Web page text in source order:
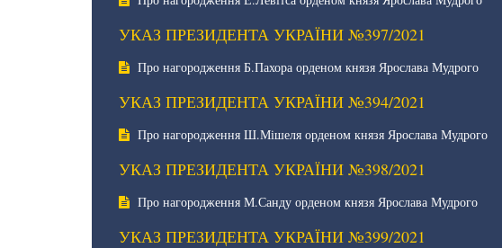
УКАЗ ПРЕЗИДЕНТА УКРАЇНИ №397/2021
Про нагородження Б.Пахора орденом князя Ярослава Мудрого
УКАЗ ПРЕЗИДЕНТА УКРАЇНИ №394/2021
Про нагородження Ш.Мішеля орденом князя Ярослава Мудрого
УКАЗ ПРЕЗИДЕНТА УКРАЇНИ №398/2021
Про нагородження М.Санду орденом князя Ярослава Мудрого
УКАЗ ПРЕЗИДЕНТА УКРАЇНИ №399/2021